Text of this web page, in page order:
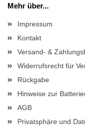
Mehr über...
Impressum
Kontakt
Versand- &
Widerrufsrecht für
Rückgabe
Hinweise zur
AGB
Privatsphäre und